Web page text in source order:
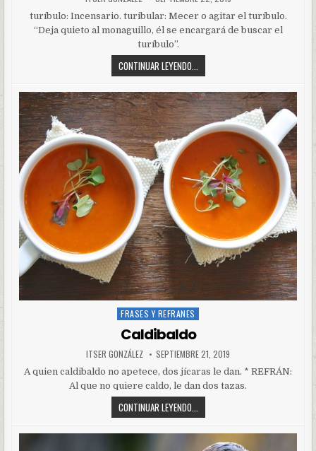
turíbulo: Incensario. turibular: Mecer o agitar el turíbulo.
“Deja quieto al monaguillo, él se encargará de buscar el
turíbulo”.
CONTINUAR LEYENDO...
Posted
in
FRASES Y REFRANES
Caldibaldo
ITSER GONZÁLEZ SEPTIEMBRE 21, 2019
A quien caldibaldo no apetece, dos jícaras le dan. * REFRÁN:
Al que no quiere caldo, le dan dos tazas.
CONTINUAR LEYENDO...